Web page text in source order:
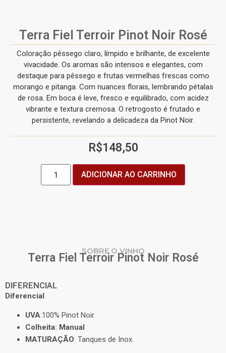
Terra Fiel Terroir Pinot Noir Rosé
Coloração pêssego claro, límpido e brilhante, de excelente
vivacidade. Os aromas são intensos e elegantes, com
destaque para pêssego e frutas vermelhas frescas como
morango e pitanga. Com nuances florais, lembrando pétalas
de rosa. Em boca é leve, fresco e equilibrado, com acidez
vibrante e textura cremosa. O retrogosto é frutado e
persistente, revelando a delicadeza da Pinot Noir.
R$148,50
ADICIONAR AO CARRINHO
SOBRE O VINHO
Terra Fiel Terroir Pinot Noir Rosé
DIFERENCIAL
Diferencial
UVA:100% Pinot Noir.
Colheita: Manual
MATURAÇÃO: Tanques de Inox.